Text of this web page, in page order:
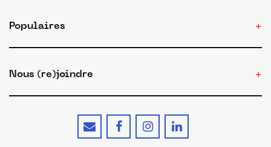
Populaires
Nous (re)joindre